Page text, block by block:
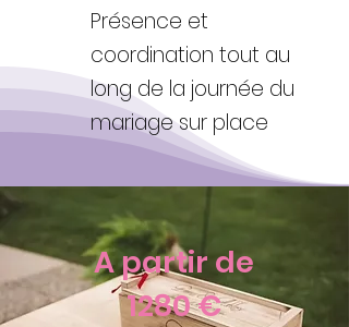
Présence et
coordination tout au
long de la journée du
mariage sur place
A partir de
1280 €